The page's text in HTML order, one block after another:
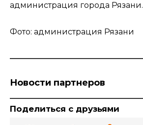
администрация города Рязани.
Фото: администрация Рязани
Новости партнеров
Поделиться с друзьями